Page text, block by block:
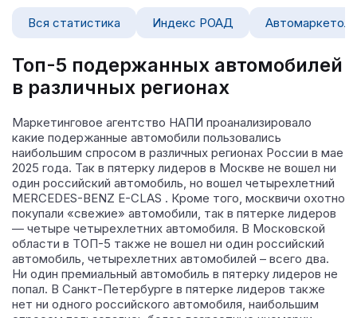
Вся статистика Индекс РОАД
Топ-5 подержанных автомобилей
в различных регионах
Маркетинговое агентство НАПИ проанализировало
какие подержанные автомобили пользовались
наибольшим спросом в различных регионах России в мае
2025 года. Так в пятерку лидеров в Москве не вошел ни
один российский автомобиль, но вошел четырехлетний
MERCEDES-BENZ E-CLAS . Кроме того, москвичи охотно
покупали «свежие» автомобили, так в пятерке лидеров
— четыре четырехлетних автомобиля. В Московской
области в ТОП-5 также не вошел ни один российский
автомобиль, четырехлетних автомобилей – всего два.
Ни один премиальный автомобиль в пятерку лидеров не
попал. В Санкт-Петербурге в пятерке лидеров также
нет ни одного российского автомобиля, наибольшим